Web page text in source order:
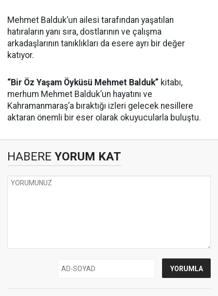
Mehmet Balduk’un ailesi tarafından yaşatılan
hatıraların yanı sıra, dostlarının ve çalışma
arkadaşlarının tanıklıkları da esere ayrı bir değer
katıyor.
“Bir Öz Yaşam Öyküsü Mehmet Balduk” kitabı,
merhum Mehmet Balduk’un hayatını ve
Kahramanmaraş’a bıraktığı izleri gelecek nesillere
aktaran önemli bir eser olarak okuyucularla buluştu.
HABERE YORUM KAT